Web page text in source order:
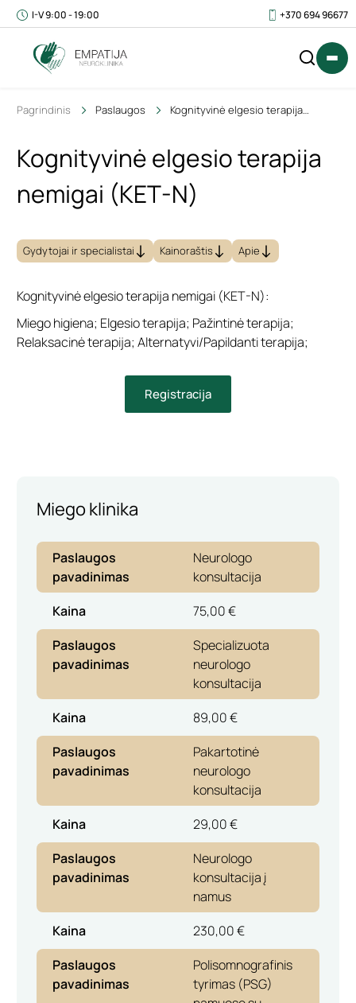
I-V 9:00 - 19:00 +370 694 96677
Pagrindinis Paslaugos
Kognityvinė elgesio terapija
Kognityvinė elgesio terapija
nemigai (KET-N)
Gydytojai ir specialistai Kainoraštis Apie
Kognityvinė elgesio terapija nemigai (KET-N):
Miego higiena; Elgesio terapija; Pažintinė terapija;
Relaksacinė terapija; Alternatyvi/Papildanti terapija;
Registracija
Miego klinika
Paslaugos
pavadinimas
Neurologo
konsultacija
Kaina
75,00 €
Paslaugos
pavadinimas
Specializuota
neurologo
konsultacija
Kaina
89,00 €
Paslaugos
pavadinimas
Pakartotinė
neurologo
konsultacija
Kaina
29,00 €
Paslaugos
pavadinimas
Neurologo
konsultacija į
namus
Kaina
230,00 €
Paslaugos
pavadinimas
Polisomnografinis
tyrimas (PSG)